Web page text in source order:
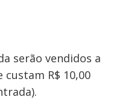
serão vendidos a
R$ 10,00